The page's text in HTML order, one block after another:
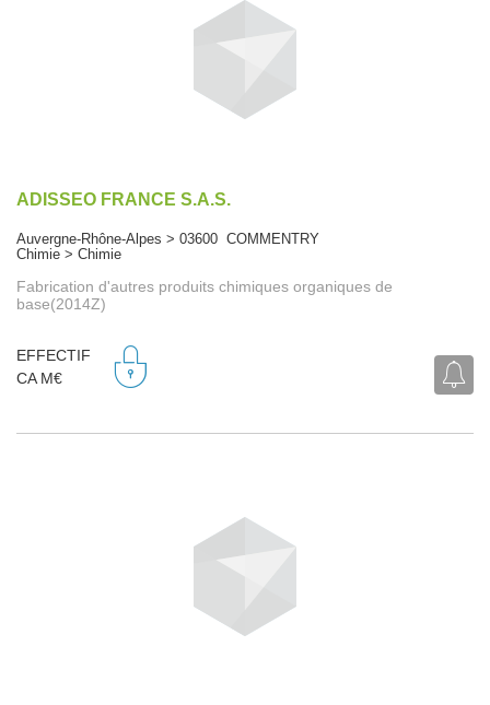
ADISSEO FRANCE S.A.S.
Auvergne-Rhône-Alpes > 03600 COMMENTRY
Chimie > Chimie
Fabrication d'autres produits chimiques organiques de
base(2014Z)
EFFECTIF
CA M€